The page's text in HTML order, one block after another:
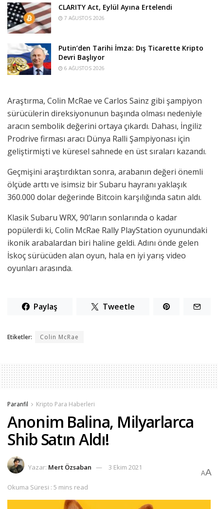
CLARITY Act, Eylül Ayına Ertelendi
7 AĞUSTOS 2026
Putin’den Tarihi İmza: Dış Ticarette Kripto
Devri Başlıyor
6 AĞUSTOS 2026
Araştırma, Colin McRae ve Carlos Sainz gibi şampiyon
sürücülerin direksiyonunun başında olması nedeniyle
aracın sembolik değerini ortaya çıkardı. Dahası, İngiliz
Prodrive firması aracı Dünya Ralli Şampiyonası için
geliştirmişti ve küresel sahnede en üst sıraları kazandı.
Geçmişini araştırdıktan sonra, arabanın değeri önemli
ölçüde arttı ve isimsiz bir Subaru hayranı yaklaşık
360.000 dolar değerinde Bitcoin karşılığında satın aldı.
Klasik Subaru WRX, 90’ların sonlarında o kadar
popülerdi ki, Colin McRae Rally PlayStation oyunundaki
ikonik arabalardan biri haline geldi. Adını önde gelen
İskoç sürücüden alan oyun, hala en iyi yarış video
oyunları arasında.
Paylaş Tweetle
Etiketler: Colin McRae
Paranfil Kripto Para Haberleri
Anonim Balina, Milyarlarca
Shib Satın Aldı!
Yazar: Mert Özsaban 3 Ekim 2021
Okuma Süresi : 5 mins read
AA